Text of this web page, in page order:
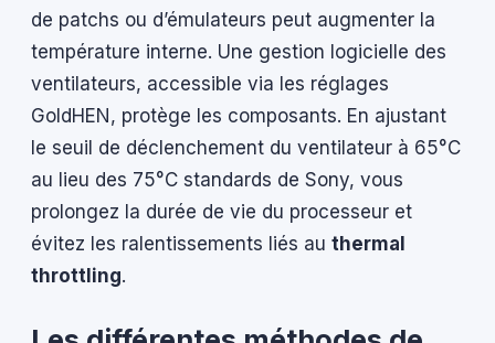
de patchs ou d’émulateurs peut augmenter la
température interne. Une gestion logicielle des
ventilateurs, accessible via les réglages
GoldHEN, protège les composants. En ajustant
le seuil de déclenchement du ventilateur à 65°C
au lieu des 75°C standards de Sony, vous
prolongez la durée de vie du processeur et
évitez les ralentissements liés au thermal
throttling.